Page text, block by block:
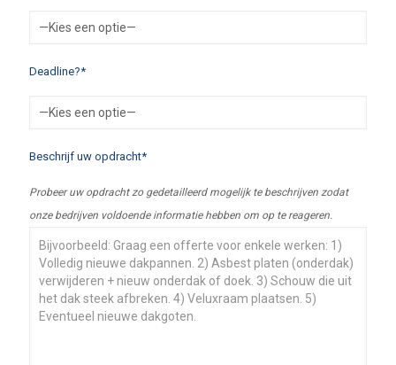
Deadline?*
Beschrijf uw opdracht*
Probeer uw opdracht zo gedetailleerd mogelijk te beschrijven zodat
onze bedrijven voldoende informatie hebben om op te reageren.